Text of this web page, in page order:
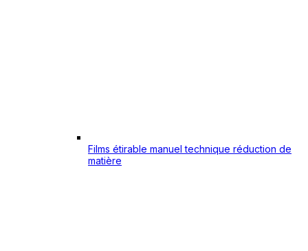
Films étirable manuel technique réduction de
matière